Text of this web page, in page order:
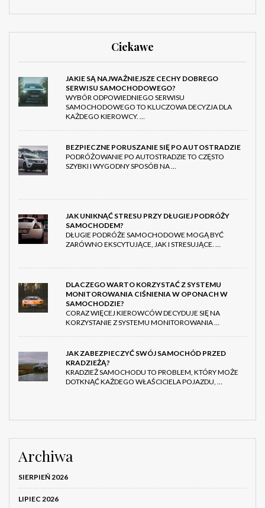
Ciekawe
JAKIE SĄ NAJWAŻNIEJSZE CECHY DOBREGO
SERWISU SAMOCHODOWEGO?
WYBÓR ODPOWIEDNIEGO SERWISU
SAMOCHODOWEGO TO KLUCZOWA DECYZJA DLA
KAŻDEGO KIEROWCY. …
BEZPIECZNE PORUSZANIE SIĘ PO AUTOSTRADZIE
PODRÓŻOWANIE PO AUTOSTRADZIE TO CZĘSTO
SZYBKI I WYGODNY SPOSÓB NA …
JAK UNIKNĄĆ STRESU PRZY DŁUGIEJ PODRÓŻY
SAMOCHODEM?
DŁUGIE PODRÓŻE SAMOCHODOWE MOGĄ BYĆ
ZARÓWNO EKSCYTUJĄCE, JAK I STRESUJĄCE. …
DLACZEGO WARTO KORZYSTAĆ Z SYSTEMU
MONITOROWANIA CIŚNIENIA W OPONACH W
SAMOCHODZIE?
CORAZ WIĘCEJ KIEROWCÓW DECYDUJE SIĘ NA
KORZYSTANIE Z SYSTEMU MONITOROWANIA …
JAK ZABEZPIECZYĆ SWÓJ SAMOCHÓD PRZED
KRADZIEŻĄ?
KRADZIEŻ SAMOCHODU TO PROBLEM, KTÓRY MOŻE
DOTKNĄĆ KAŻDEGO WŁAŚCICIELA POJAZDU, …
Archiwa
SIERPIEŃ 2026
LIPIEC 2026